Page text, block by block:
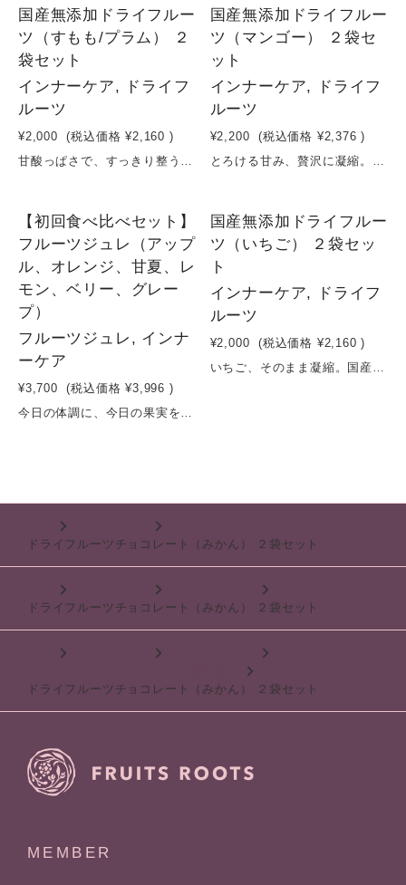
国産無添加ドライフルー
ツ（すもも/プラム） ２
袋セット
インナーケア, ドライフ
ルーツ
¥2,000 (税込価格 ¥2,160 )
甘酸っぱさで、すっきり整う。爽やかなドライすもも。国産すもも（プラム）を使用し、砂糖・保存料・香料など一切不使用で仕上げたドライフルーツです。低温でじっくり乾燥させることで、すもも本来のフレッシュな酸味と自然な甘み、華やかな香りをそのまま凝縮。ひと口で広がる爽やかな甘酸っぱさは、気分をリフレッシュしたいときや間食にぴったり。そのままはもちろん、ヨーグルトやサラダ、紅茶に加えることで、日常の食事にアクセントと栄養をプラスします。“軽やかに整える”。毎日続けやすいナチュラルフルーツ習慣です。原材料：すもも（プラム）（山梨県産）＊時期により、変更させていただく場合がございます。容量：35g×２袋賞味期限：製造日から６ヶ月
SOLD OUT
国産無添加ドライフルー
ツ（マンゴー） ２袋セ
ット
インナーケア, ドライフ
ルーツ
¥2,200 (税込価格 ¥2,376 )
とろける甘み、贅沢に凝縮。濃厚ドライマンゴー。国産マンゴーを使用し、砂糖・保存料・香料など一切不使用で仕上げたドライフルーツです。低温でじっくり乾燥させることで、マンゴー本来の濃厚な甘みと芳醇な香り、とろけるような食感をそのまま凝縮。ひと口で広がるリッチな味わいは、満足感が高く、ご褒美おやつやリラックスタイムに最適。そのままはもちろん、ヨーグルトやグラノーラ、紅茶に加えることで、日常の食事を手軽にアップグレードできます。“甘さも美しさも、妥協しない”。毎日続けたくなるナチュラルスイーツです。原材料：マンゴー（沖縄県産）＊時期により、変更させていただく場合がございます。容量：17g×２袋賞味期限：製造日から６ヶ月
【初回食べ比べセット】
フルーツジュレ（アップ
ル、オレンジ、甘夏、レ
モン、ベリー、グレー
プ）
フルーツジュレ, インナ
ーケア
¥3,700 (税込価格 ¥3,996 )
今日の体調に、今日の果実を。からだに寄り添う6種のジュレセット。果実そのものの甘みと風味を活かし、砂糖を使わずに仕上げたフルーツルーツのジュレシリーズ。固める素材には動物由来のゼラチンではなく、寒天と海藻を使用し、軽やかでなめらかな口どけに整えました。さらに、ハーブとして知られるエキナセアエキスを全種類に配合。保存料・着色料・香料不使用で、からだに負担をかけにくいシンプル設計です。アップル、オレンジ、甘夏、レモン、グレープ、ベリー。それぞれ異なる果実の個性と栄養を楽しみながら、その日の気分や体調に合わせて選べる6種セット。食欲がない時、軽く栄養補給したい時、リフレッシュしたい時、美容を意識したい時。子どもから大人まで、毎日のコンディションに寄り添う“やさしい栄養ジュレ”です。容量：140g×6個賞味期限：製造日から６ヶ月
国産無添加ドライフルー
ツ（いちご） ２袋セッ
ト
インナーケア, ドライフ
ルーツ
¥2,000 (税込価格 ¥2,160 )
いちご、そのまま凝縮。国産いちごを使用し、砂糖・保存料・香料など一切不使用で仕上げたドライフルーツです。低温でじっくり乾燥させることで、いちご本来の甘みと酸味、華やかな香りをそのまま凝縮。噛むほどに広がる自然な味わいは、間食や美容習慣にぴったり。そのままはもちろん、ヨーグルトやグラノーラ、紅茶に加えるだけで、日常の食事が手軽にアップグレードします。“甘いのにヘルシー”を叶える、毎日続けたくなるナチュラルスイーツです。原材料：いちご（栃木県産／とちおとめ他）＊時期により、変更させていただく場合がございます。容量：16g×２袋賞味期限：製造日から６ヶ月
ドライフルーツチョコレート（みかん） ２袋セット
ドライフルーツチョコレート（みかん） ２袋セット
ドライフルーツチョコレート（みかん） ２袋セット
MEMBER